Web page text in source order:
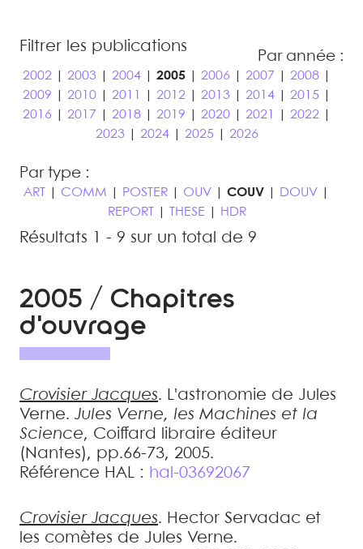
Filtrer les publications
Par année :
2002| 2003| 2004| 2005| 2006 2007 2008|
2009
2010| 2011 2012| 2013| 2014| 2015|
2016
2017 2018| 2019 2020| 2021 2022|
2023| 2024| 2025| 2026
Par type :
ART COMM POSTER OUV COUV DOUV
REPORT
THESE HDR
Résultats 1 - 9 sur un total de 9
2005 / Chapitres
d'ouvrage
Crovisier Jacques. L'astronomie de Jules
Verne. Jules Verne, les Machines et la
Science, Coiffard libraire éditeur
(Nantes), pp.66-73, 2005.
Référence HAL : hal-03692067
Crovisier Jacques. Hector Servadac et
les comètes de Jules Verne.